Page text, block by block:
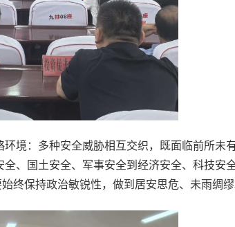
境：多种安全威胁相互交织，既面临前所未
、国土安全、军事安全到经济安全、科技安
终保持政治敏锐性，做到居安思危、未雨绸缪